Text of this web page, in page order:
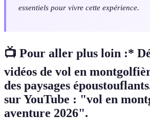
essentiels pour vivre cette expérience.
📺 Pour aller plus loin :*
vidéos de vol en
des paysages
sur YouTube : "vol en
aventure 2026".